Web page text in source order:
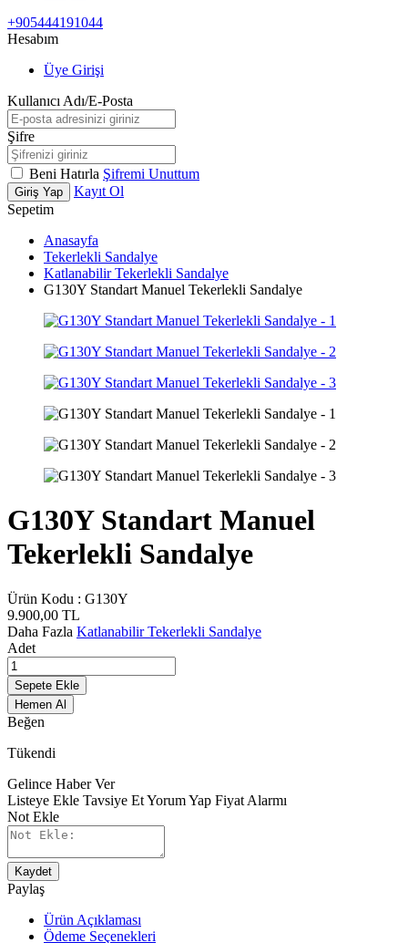
+905444191044
Hesabım
Üye Girişi
Kullanıcı Adı/E-Posta
Şifre
Beni Hatırla Şifremi Unuttum
Giriş Yap
Kayıt Ol
Sepetim
Anasayfa
Tekerlekli Sandalye
Katlanabilir Tekerlekli Sandalye
G130Y Standart Manuel Tekerlekli Sandalye
G130Y Standart Manuel
Tekerlekli Sandalye
Ürün Kodu : G130Y
9.900,00 TL
Daha Fazla Katlanabilir Tekerlekli Sandalye
Adet
Sepete Ekle
Hemen Al
Beğen
Tükendi
Gelince Haber Ver
Listeye Ekle Tavsiye EtYorum Yap Fiyat Alarmı
Not Ekle
Kaydet
Paylaş
Ürün Açıklaması
Ödeme Seçenekleri